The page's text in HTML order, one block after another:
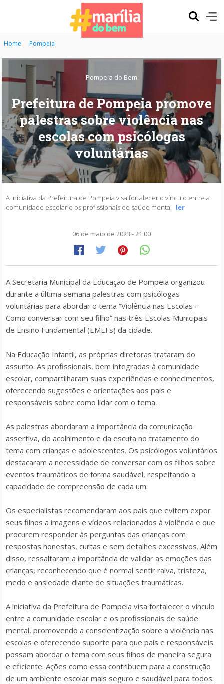
Home Pompeia
Pompeia do Bem
Prefeitura de Pompeia promove
palestras sobre violência nas
escolas com psicólogas
voluntárias
A iniciativa da Prefeitura de Pompeia visa fortalecer o vínculo entre a
comunidade escolar e os profissionais de saúde mental ler
06 de maio de 2023 - 21:00
A Secretaria Municipal da Educação de Pompeia organizou
durante a última semana palestras com psicólogas
voluntárias para abordar o tema “Violência nas Escolas –
Como conversar com seu filho” nas três Escolas Municipais
de Ensino Fundamental (EMEFs) da cidade.
Na Educação Infantil, as próprias diretoras trataram do
assunto. As profissionais, bem integradas à comunidade
escolar, compartilharam suas experiências e conhecimentos,
oferecendo sugestões e orientações aos pais e
responsáveis sobre como lidar com o tema.
As palestras abordaram a importância da comunicação
assertiva, do acolhimento e da escuta no tratamento do
tema com crianças e adolescentes. Os psicólogos voluntários
destacaram a necessidade de conversar com os filhos sobre
eventos traumáticos de forma saudável, respeitando a
capacidade de compreensão de cada um.
Os especialistas recomendaram aos pais que evitem expor
seus filhos a imagens e vídeos relacionados à violência e que
procurem responder às perguntas das crianças com
respostas honestas, curtas e sem detalhes excessivos. Além
disso, ressaltaram a importância de validar as emoções das
crianças, reconhecendo que é normal sentir raiva, tristeza,
medo e ansiedade diante de situações traumáticas.
A iniciativa da Prefeitura de Pompeia visa fortalecer o vínculo
entre a comunidade escolar e os profissionais de saúde
mental, promovendo a conscientização sobre a violência nas
escolas e oferecendo suporte para que pais e responsáveis
possam abordar o tema com seus filhos de maneira segura
e eficiente. Ações como essa contribuem para a construção
de um ambiente escolar mais seguro e saudável para todos.